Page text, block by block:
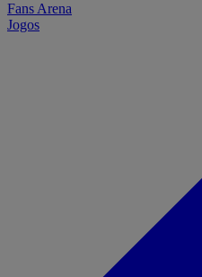
Fans Arena
Jogos